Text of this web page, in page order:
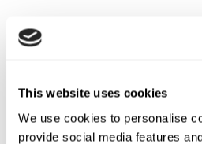
This website uses cookies
We use cookies to personalise
provide social media features